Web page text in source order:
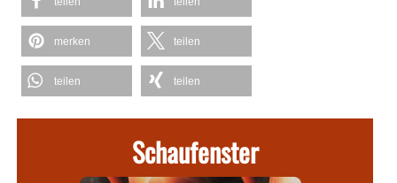
merken teilen
teilen teilen
Schaufenster